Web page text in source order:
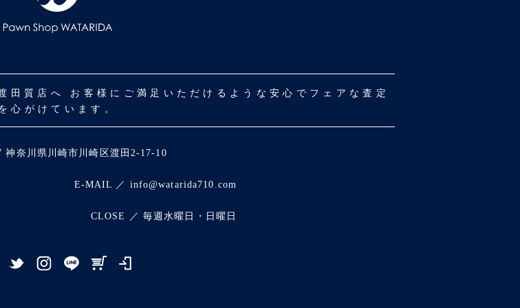
質店へ お客様にご満足いただけるような安心でフェアな査定
心がけています。
神奈川県川崎市川崎区渡田2-17-10
E-MAIL ／ info@watarida710.com
CLOSE ／ 毎週水曜日・日曜日